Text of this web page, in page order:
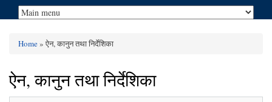
You are here
Home» ऐन, कानुन तथा निर्देशिका
ऐन, कानुन तथा निर्देशिका